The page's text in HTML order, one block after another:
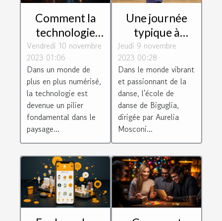
Comment la
technologie
façonne les
connexions
d'entreprise
Vendredi 10 novembre
2023 01:06
Dans un monde de
plus en plus numérisé,
la technologie est
devenue un pilier
fondamental dans le
paysage...
Une journée
typique à
l'école de
danse de
Biguglia dirigée
par Aurelia
Mosconi
Jeudi 9 novembre
2023 00:28
Dans le monde vibrant
et passionnant de la
danse, l'école de
danse de Biguglia,
dirigée par Aurelia
Mosconi...